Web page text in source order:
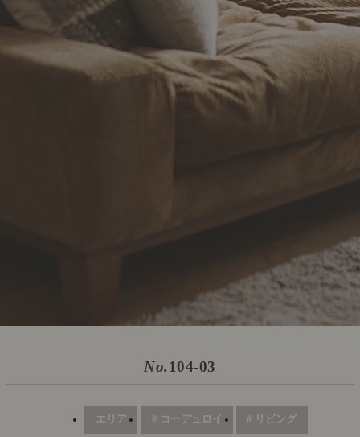
No.104-03
エリア # コーデュロイ # リビング